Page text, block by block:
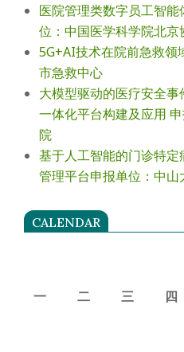
医院管理类数字员工智
位：中国医学科学院北京
5G+AI技术在院前急救领
市急救中心
大模型驱动的医疗安全
一体化平台构建及应用
院
基于人工智能的门诊特
管理平台申报单位：中
CALENDAR
一
二 三 四